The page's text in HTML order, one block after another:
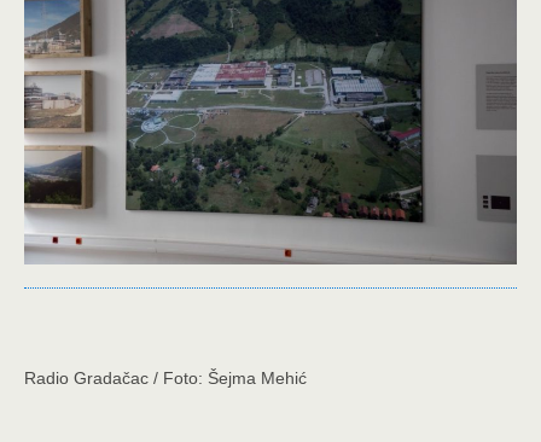
Radio Gradačac / Foto: Šejma Mehić